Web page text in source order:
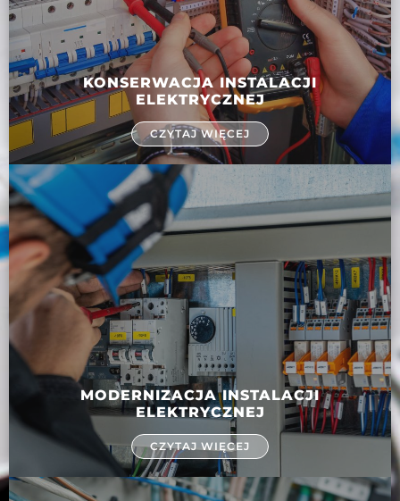
KONSERWACJA INSTALACJI
ELEKTRYCZNEJ
CZYTAJ WIĘCEJ
MODERNIZACJA INSTALACJI
ELEKTRYCZNEJ
CZYTAJ WIĘCEJ